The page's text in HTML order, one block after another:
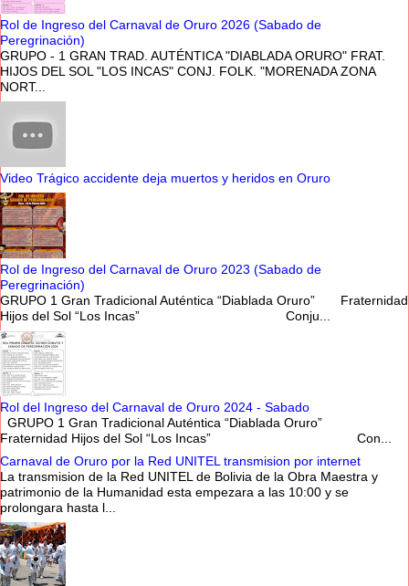
Rol de Ingreso del Carnaval de Oruro 2026 (Sabado de
Peregrinación)
GRUPO - 1 GRAN TRAD. AUTÉNTICA "DIABLADA ORURO" FRAT.
HIJOS DEL SOL "LOS INCAS" CONJ. FOLK. "MORENADA ZONA
NORT...
Video Trágico accidente deja muertos y heridos en Oruro
Rol de Ingreso del Carnaval de Oruro 2023 (Sabado de
Peregrinación)
GRUPO 1 Gran Tradicional Auténtica “Diablada Oruro” Fraternidad
Hijos del Sol “Los Incas” Conju...
Rol del Ingreso del Carnaval de Oruro 2024 - Sabado
GRUPO 1 Gran Tradicional Auténtica “Diablada Oruro”
Fraternidad Hijos del Sol “Los Incas” Con...
Carnaval de Oruro por la Red UNITEL transmision por internet
La transmision de la Red UNITEL de Bolivia de la Obra Maestra y
patrimonio de la Humanidad esta empezara a las 10:00 y se
prolongara hasta l...